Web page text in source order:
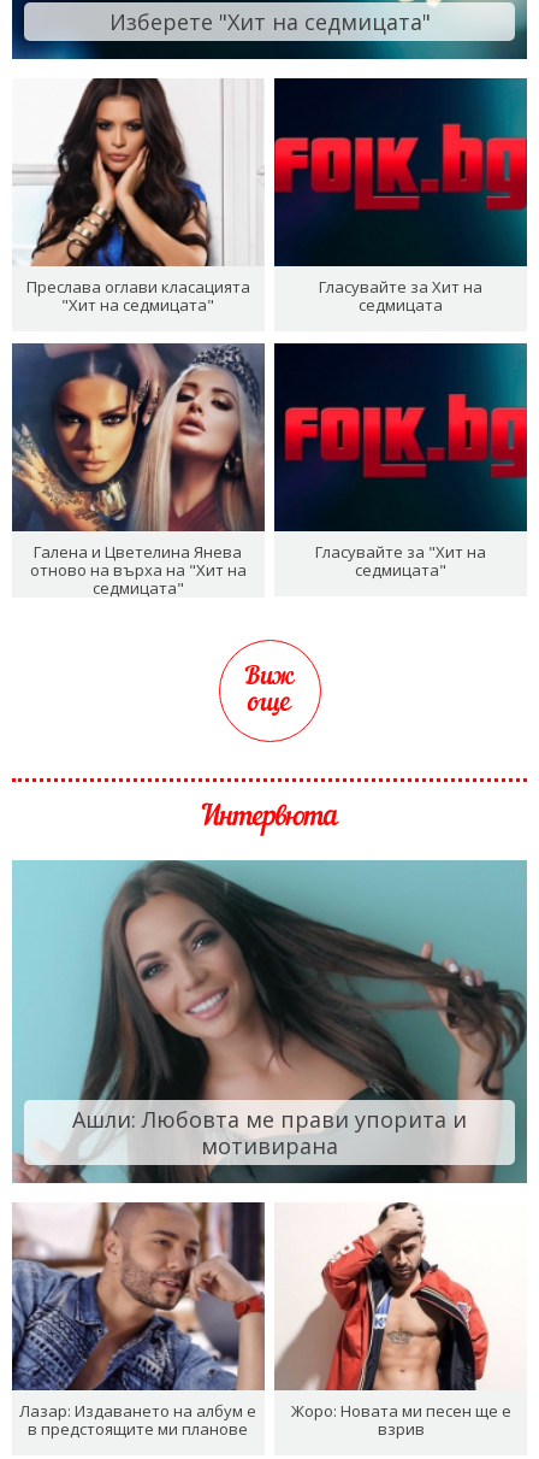
Изберете "Хит на седмицата"
Преслава оглави класацията
"Хит на седмицата"
Гласувайте за Хит на
седмицата
Галена и Цветелина Янева
отново на върха на "Хит на
седмицата"
Гласувайте за "Хит на
седмицата"
Виж
още
Интервюта
Ашли: Любовта ме прави упорита и
мотивирана
Лазар: Издаването на албум е
в предстоящите ми планове
Жоро: Новата ми песен ще е
взрив